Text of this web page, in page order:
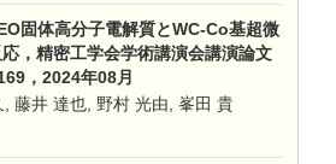
固体高分子電解質とWC-Co基超微
，精密工学会学術講演会講演論文
，2024年08月
藤井 達也, 野村 光由, 峯田 貴